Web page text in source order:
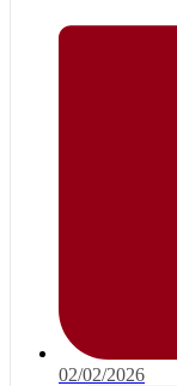
02/02/2026